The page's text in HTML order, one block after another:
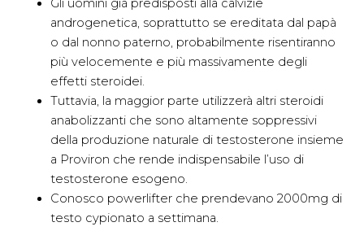
Gli uomini già predisposti alla calvizie
androgenetica, soprattutto se ereditata dal papà
o dal nonno paterno, probabilmente risentiranno
più velocemente e più massivamente degli
effetti steroidei.
Tuttavia, la maggior parte utilizzerà altri steroidi
anabolizzanti che sono altamente soppressivi
della produzione naturale di testosterone insieme
a Proviron che rende indispensabile l’uso di
testosterone esogeno.
Conosco powerlifter che prendevano 2000mg di
testo cypionato a settimana.